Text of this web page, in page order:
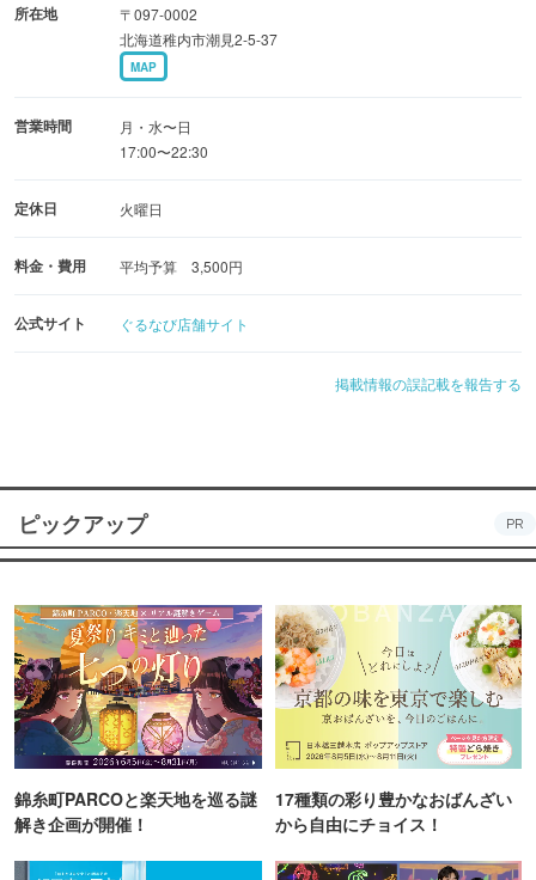
様々なメニューがあるから、幅広い年齢の方にご利用いた
お子さまが好きそうなメニューも揃っているのでご家族で
も安心♪
お友達や同僚との飲み会や、気軽な居酒屋女子会もおすす
「つぼ八 稚内塩見店」で、素敵な時間をお過ごしくださ
所在地
〒097-0002
北海道稚内市潮見2-5-37
MAP
営業時間
月・水〜日
17:00〜22:30
定休日 火曜日
料金・費用 平均予算 3,500円
公式サイト ぐるなび店舗サイト
掲載情報の誤記載を報告する
ピックアップ PR
錦糸町PARCOと楽天地を巡る謎
解き企画が開催！
17種類の彩り豊かなおばんざい
から自由にチョイス！